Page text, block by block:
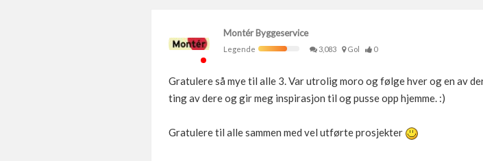
Montér Byggeservice
Legende
3,083 Gol 0
Gratulere så mye til alle 3. Var utrolig moro og følge hver og en av
ting av dere og gir meg inspirasjon til og pusse opp hjemme. :)
Gratulere til alle sammen med vel utførte prosjekter